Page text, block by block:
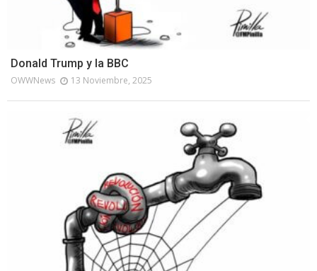
Donald Trump y la BBC
OWWNews 13 Noviembre, 2025